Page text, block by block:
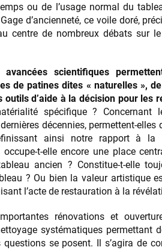
ou de l’usage normal du
d’ancienneté, ce voile doré,
centre de nombreux débats sur
avancées scientifiques
de patines dites « naturelles »,
outils d’aide à la décision pour les
spécifique ? Concernant
décennies, permettent-
ainsi notre rapport à
occupe-t-elle encore une place
ancien ? Constitue-t-elle
? Ou bien la valeur artistique
l’acte de restauration à la
rénovations et
systématiques permettant
questions se posent. Il s’agira de